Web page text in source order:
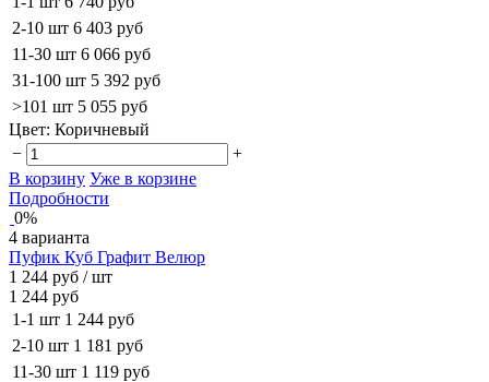
2-10 шт 6 403 руб
11-30 шт 6 066 руб
31-100 шт 5 392 руб
>101 шт 5 055 руб
Цвет: Коричневый
−
+
В корзину Уже в корзине
Подробности
0%
4 варианта
Пуфик Куб Графит Велюр
1 244 руб / шт
1 244 руб
1-1 шт 1 244 руб
2-10 шт 1 181 руб
11-30 шт 1 119 руб